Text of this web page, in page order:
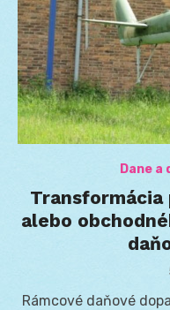
Dane a
alebo
Rámcové daňové